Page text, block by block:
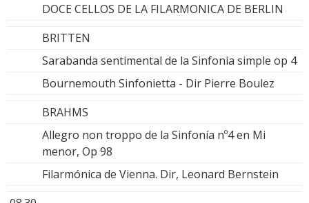
DOCE CELLOS DE LA FILARMONICA DE BERLIN
BRITTEN
Sarabanda sentimental de la Sinfonia simple op 4
Bournemouth Sinfonietta - Dir Pierre Boulez
BRAHMS
Allegro non troppo de la Sinfonía nº4 en Mi
menor, Op 98
Filarmónica de Vienna. Dir, Leonard Bernstein